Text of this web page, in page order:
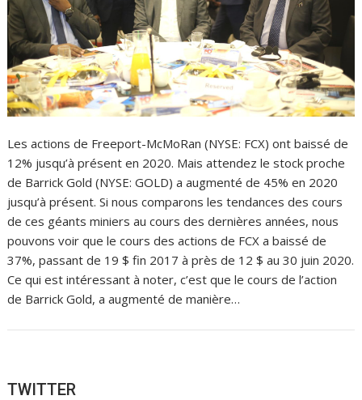
Les actions de Freeport-McMoRan (NYSE: FCX) ont baissé de
12% jusqu’à présent en 2020. Mais attendez le stock proche
de Barrick Gold (NYSE: GOLD) a augmenté de 45% en 2020
jusqu’à présent. Si nous comparons les tendances des cours
de ces géants miniers au cours des dernières années, nous
pouvons voir que le cours des actions de FCX a baissé de
37%, passant de 19 $ fin 2017 à près de 12 $ au 30 juin 2020.
Ce qui est intéressant à noter, c’est que le cours de l’action
de Barrick Gold, a augmenté de manière…
TWITTER